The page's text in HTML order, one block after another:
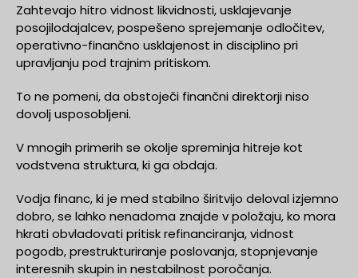
Zahtevajo hitro vidnost likvidnosti, usklajevanje
posojilodajalcev, pospešeno sprejemanje odločitev,
operativno-finančno usklajenost in disciplino pri
upravljanju pod trajnim pritiskom.
To ne pomeni, da obstoječi finančni direktorji niso
dovolj usposobljeni.
V mnogih primerih se okolje spreminja hitreje kot
vodstvena struktura, ki ga obdaja.
Vodja financ, ki je med stabilno širitvijo deloval izjemno
dobro, se lahko nenadoma znajde v položaju, ko mora
hkrati obvladovati pritisk refinanciranja, vidnost
pogodb, prestrukturiranje poslovanja, stopnjevanje
interesnih skupin in nestabilnost poročanja.